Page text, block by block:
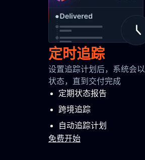
定时追踪
设置追踪计划后，系统会
状态，直到交付完成
定期状态报告
跨境追踪
自动追踪计划
免费开始